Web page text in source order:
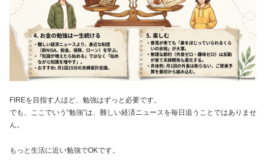
FIREを目指す人ほど、勉強はずっと必要です。
でも、ここでいう“勉強”は、難しい経済ニュースを毎日追うことではありませ
ん。
もっと生活に近い勉強でOKです。